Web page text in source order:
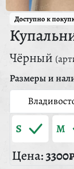
Доступно к
Чёрный
Размеры и
S M
Цена: